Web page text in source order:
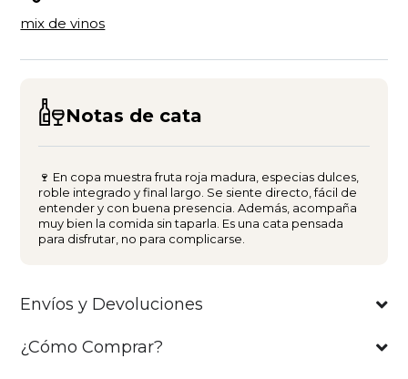
mix de vinos
Envíos y Devoluciones
¿Cómo Comprar?
Notas de cata
🍷 En copa muestra fruta roja madura, especias dulces,
roble integrado y final largo. Se siente directo, fácil de
entender y con buena presencia. Además, acompaña
muy bien la comida sin taparla. Es una cata pensada
para disfrutar, no para complicarse.